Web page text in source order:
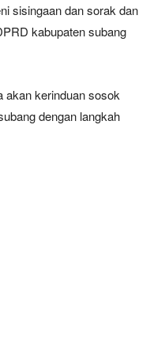
sisingaan dan sorak dan
kabupaten subang
akan kerinduan sosok
dengan langkah